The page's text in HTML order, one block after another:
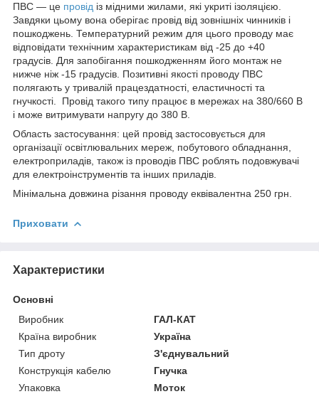
ПВС — це провід із мідними жилами, які укриті ізоляцією.
Завдяки цьому вона оберігає провід від зовнішніх чинників і
пошкоджень. Температурний режим для цього проводу має
відповідати технічним характеристикам від -25 до +40
градусів. Для запобігання пошкодженням його монтаж не
нижче ніж -15 градусів. Позитивні якості проводу ПВС
полягають у тривалій працездатності, еластичності та
гнучкості. Провід такого типу працює в мережах на 380/660 В
і може витримувати напругу до 380 В.
Область застосування: цей провід застосовується для
організації освітлювальних мереж, побутового обладнання,
електроприладів, також із проводів ПВС роблять подовжувачі
для електроінструментів та інших приладів.
Мінімальна довжина різання проводу еквівалентна 250 грн.
Приховати
Характеристики
Основні
Виробник
ГАЛ-КАТ
Країна виробник
Україна
Тип дроту
З'єднувальний
Конструкція кабелю
Гнучка
Упаковка
Моток